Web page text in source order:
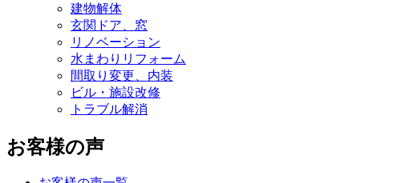
建物解体
玄関ドア、窓
リノベーション
水まわりリフォーム
間取り変更、内装
ビル・施設改修
トラブル解消
お客様の声